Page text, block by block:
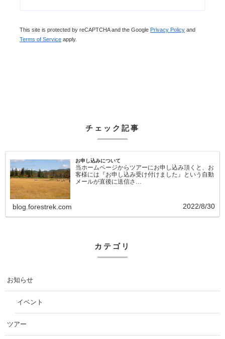
This site is protected by reCAPTCHA and the Google Privacy Policy and
Terms of Service apply.
チェック記事
お申し込みについて
当ホームページからツアーにお申し込み頂くと、お
客様には『お申し込み受け付けました』という自動
メールが直後に送信さ…
blog.forestrek.com 2022/8/30
カテゴリ
お知らせ
イベント
ツアー